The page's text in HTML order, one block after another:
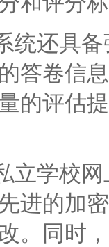
还具备
答卷信
的评估
学校网
进的加
。同时